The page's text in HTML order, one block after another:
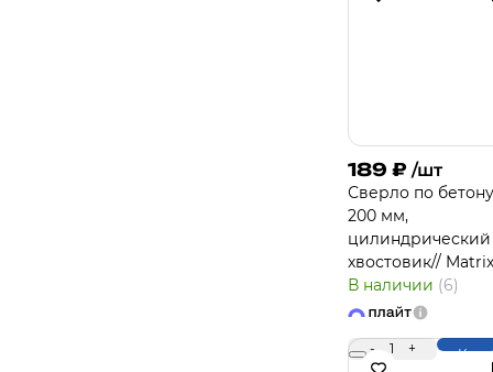
189 ₽ /шт
Сверло по
200 мм,
цилиндрический
хвостовик// Matrix
В наличии (6)
- 1 +